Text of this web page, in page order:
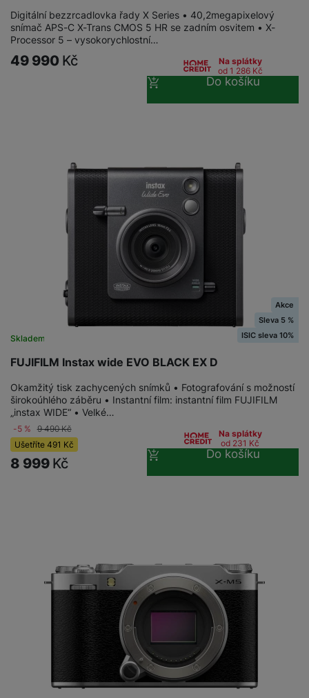
Digitální bezzrcadlovka řady X Series • 40,2megapixelový
snímač APS-C X-Trans CMOS 5 HR se zadním osvitem • X-
Processor 5 – vysokorychlostní…
49 990 Kč
Na splátky
od 1 286 Kč
Do košíku
FUJIFILM Instax wide EVO BLACK EX D
Skladem
Akce
Sleva 5 %
ISIC sleva 10%
Okamžitý tisk zachycených snímků • Fotografování s možností
širokoúhlého záběru • Instantní film: instantní film FUJIFILM
„instax WIDE“ • Velké…
-5 % 9 490Kč
Ušetříte 491 Kč
8 999 Kč
Na splátky
od 231 Kč
Do košíku